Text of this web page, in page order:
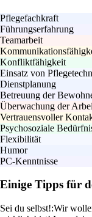
Pflegefachkraft
Führungserfahrung
Teamarbeit
Konfliktfähigkeit
Einsatz von
Dienstplanung
Betreuung der
Überwachung der
Vertrauensvoller
Psychosoziale
Flexibilität
Humor
PC-Kenntnisse
Einige Tipps für
Sei du selbst!:Wir